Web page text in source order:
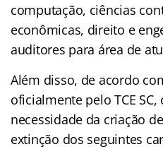
computação, ciências
econômicas, direito e
auditores para área de
Além disso, de acordo
oficialmente pelo TCE
necessidade da criação
extinção dos seguintes